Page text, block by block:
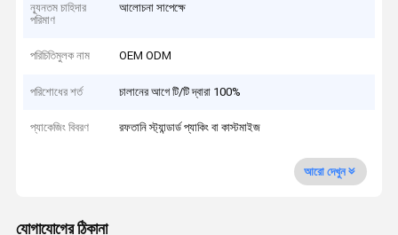
ন্যূনতম চাহিদার
পরিমাণ
আলোচনা সাপেক্ষে
পরিচিতিমুলক নাম OEM ODM
পরিশোধের শর্ত চালানের আগে টি/টি দ্বারা 100%
প্যাকেজিং বিবরণ রফতানি স্ট্যান্ডার্ড প্যাকিং বা কাস্টমাইজ
আরো দেখুন
যোগাযোগের ঠিকানা